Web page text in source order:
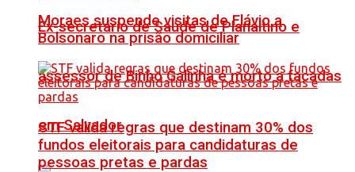
Ex-secretário de Saúde de Planaltino e
assessor de Binho Galinha é morto a facadas
em Salvador
Moraes suspende visitas de Flávio a
Bolsonaro na prisão domiciliar
STF valida regras que destinam 30% dos
fundos eleitorais para candidaturas de
pessoas pretas e pardas